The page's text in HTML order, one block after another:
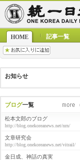
HOME 記事一覧
お知らせ
ブログ一覧
松本文郎のブログ
http://blog.onekoreanews.net/nrn/
文章研究会
http://blog.onekoreanews.net/vitrail/
金日成、神話の真実